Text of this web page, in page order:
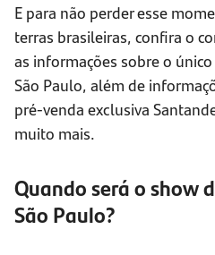
E para não perder esse
terras brasileiras, confira o
as informações sobre o
São Paulo, além de
pré-venda exclusiva
muito mais.
Quando será o show
São Paulo?